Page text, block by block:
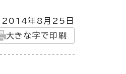
2014年8月25日
大きな字で印刷